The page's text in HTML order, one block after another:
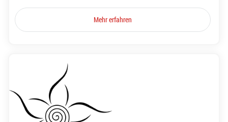
Mehr erfahren